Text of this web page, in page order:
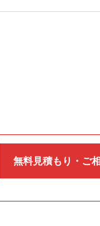
無料見積もり・ご